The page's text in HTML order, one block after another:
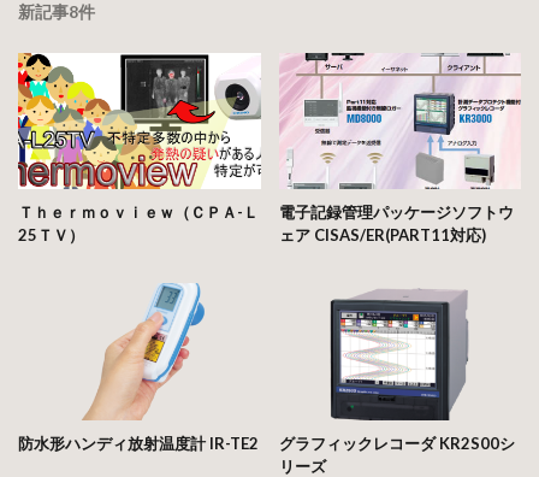
新記事8件
Ｔｈｅｒｍｏｖｉｅｗ（ＣＰＡ-Ｌ
25ＴＶ）
電子記録管理パッケージソフトウ
ェア CISAS/ER(PART11対応)
防水形ハンディ放射温度計 IR-TE2
グラフィックレコーダ KR2S00シ
リーズ